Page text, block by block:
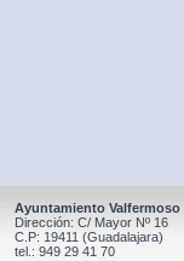
Ayuntamiento Valfermoso
Dirección: C/ Mayor Nº 16
C.P: 19411 (Guadalajara)
tel.: 949 29 41 70